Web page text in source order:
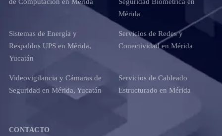
Mérida
Sistemas de Energía y
Respaldos UPS en Mérida,
Yucatán
Servicios de Redes y
Conectividad en Mérida
Videovigilancia y Cámaras de
Seguridad en Mérida, Yucatán
Servicios de Cableado
Estructurado en Mérida
CONTACTO